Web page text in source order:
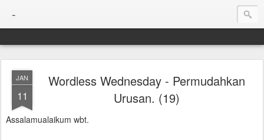
-
JAN
11
Wordless Wednesday - Permudahkan
Urusan. (19)
Assalamualaikum wbt.